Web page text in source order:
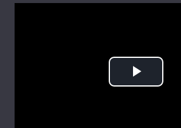
Зброя
Погода
Регіони
Play